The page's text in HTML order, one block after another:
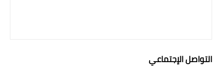
التواصل الإجتماعي